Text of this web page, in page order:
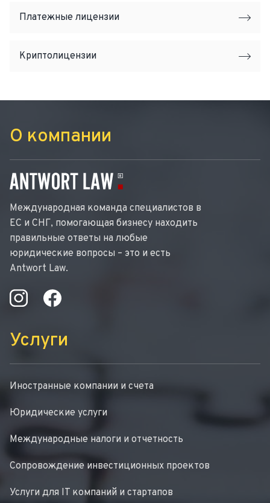
Платежные лицензии
Криптолицензии
О компании
Международная команда специалистов в
ЕС и СНГ, помогающая бизнесу находить
правильные ответы на любые
юридические вопросы – это и есть
Antwort Law.
Услуги
Иностранные компании и счета
Юридические услуги
Международные налоги и отчетность
Сопровождение инвестиционных проектов
Услуги для IT компаний и стартапов